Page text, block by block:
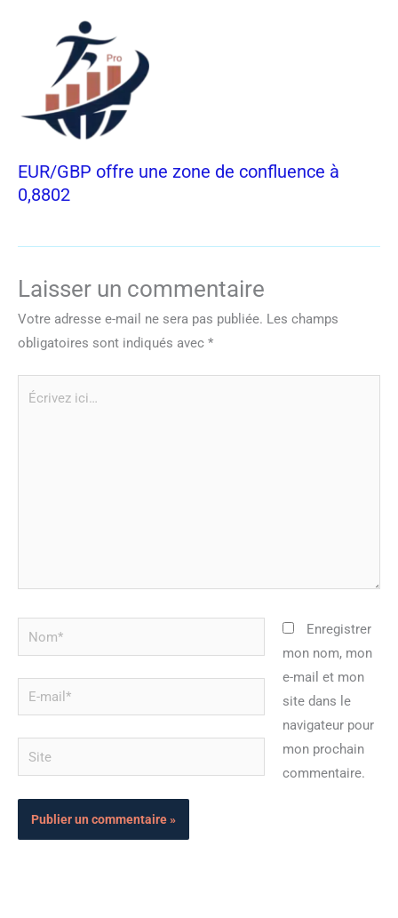
EUR/GBP offre une zone de confluence à
0,8802
Laisser un commentaire
Votre adresse e-mail ne sera pas publiée. Les champs
obligatoires sont indiqués avec *
Nom*
mail*
Site
Enregistrer
mon nom, mon
e-mail et mon
site dans le
navigateur pour
mon prochain
commentaire.